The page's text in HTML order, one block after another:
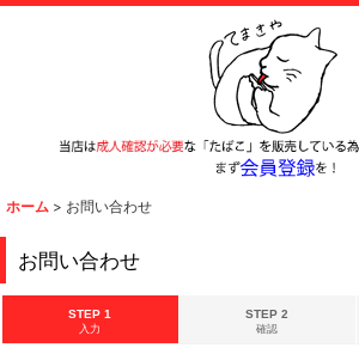
ホーム > お問い合わせ
お問い合わせ
STEP 1
入力
STEP 2
確認